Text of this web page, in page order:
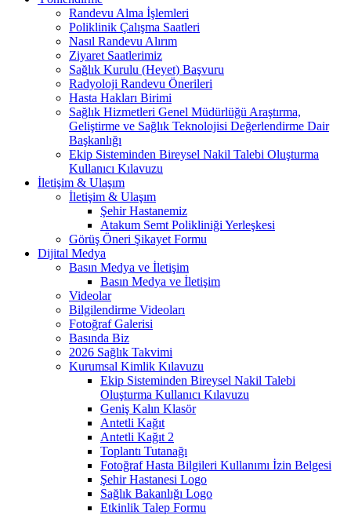
Randevu Alma İşlemleri
Poliklinik Çalışma Saatleri
Nasıl Randevu Alırım
Ziyaret Saatlerimiz
Sağlık Kurulu (Heyet) Başvuru
Radyoloji Randevu Önerileri
Hasta Hakları Birimi
Sağlık Hizmetleri Genel Müdürlüğü Araştırma,
Geliştirme ve Sağlık Teknolojisi Değerlendirme Dair
Başkanlığı
Ekip Sisteminden Bireysel Nakil Talebi Oluşturma
Kullanıcı Kılavuzu
İletişim & Ulaşım
İletişim & Ulaşım
Şehir Hastanemiz
Atakum Semt Polikliniği Yerleşkesi
Görüş Öneri Şikayet Formu
Dijital Medya
Basın Medya ve İletişim
Basın Medya ve İletişim
Videolar
Bilgilendirme Videoları
Fotoğraf Galerisi
Basında Biz
2026 Sağlık Takvimi
Kurumsal Kimlik Kılavuzu
Ekip Sisteminden Bireysel Nakil Talebi
Oluşturma Kullanıcı Kılavuzu
Geniş Kalın Klasör
Antetli Kağıt
Antetli Kağıt 2
Toplantı Tutanağı
Fotoğraf Hasta Bilgileri Kullanımı İzin Belgesi
Şehir Hastanesi Logo
Sağlık Bakanlığı Logo
Etkinlik Talep Formu